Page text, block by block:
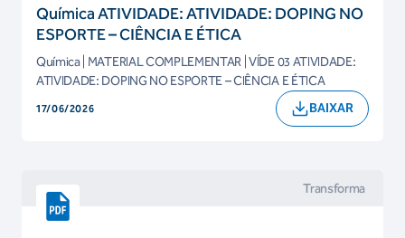
Química ATIVIDADE: ATIVIDADE: DOPING NO
ESPORTE – CIÊNCIA E ÉTICA
Química | MATERIAL COMPLEMENTAR | VÍDE 03 ATIVIDADE:
ATIVIDADE: DOPING NO ESPORTE – CIÊNCIA E ÉTICA
17/06/2026 BAIXAR
Transforma